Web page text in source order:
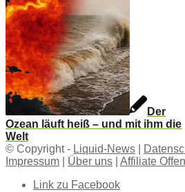
Der
Ozean läuft heiß – und mit ihm die
Welt
© Copyright - Liquid-News
Impressum
Über uns Affiliate
Link zu Facebook